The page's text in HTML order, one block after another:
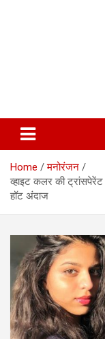
Home
मनोरंजन
व्हाइट कलर की
हॉट अंदाज